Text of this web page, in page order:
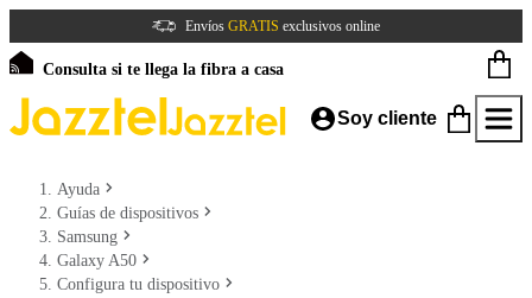
Envíos GRATIS exclusivos online
Consulta si te llega la fibra a casa
Soy cliente
Ayuda
Guías de dispositivos
Samsung
Galaxy A50
Configura tu dispositivo